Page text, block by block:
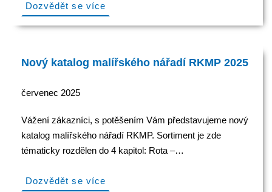
Dozvědět se více
Nový katalog malířského nářadí RKMP 2025
červenec 2025
Vážení zákazníci, s potěšením Vám představujeme nový
katalog malířského nářadí RKMP. Sortiment je zde
tématicky rozdělen do 4 kapitol: Rota –…
Dozvědět se více